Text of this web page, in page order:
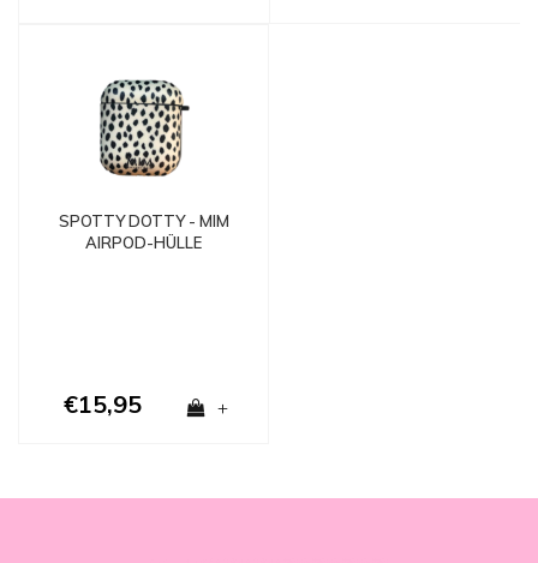
SPOTTY DOTTY - MIM
AIRPOD-HÜLLE
€15,95 +